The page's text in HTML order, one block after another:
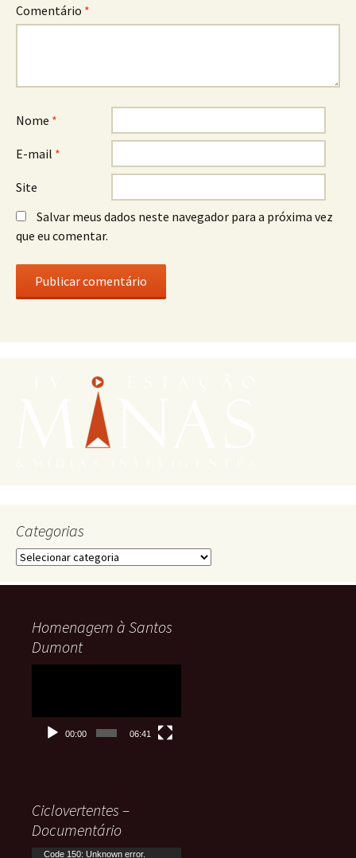
Comentário *
Nome *
E-mail *
Site
Salvar meus dados neste navegador para a próxima vez
que eu comentar.
Categorias
Categorias
Homenagem à Santos
Dumont
00:00 06:41
Ciclovertentes –
Documentário
Tocador
Code 150: Unknown error.